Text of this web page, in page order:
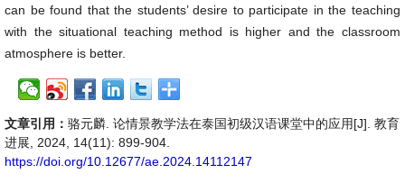
can be found that the students’ desire to participate in the teaching
with the situational teaching method is higher and the classroom
atmosphere is better.
文章引用： 骆元麟. 论情景教学法在泰国初级汉语课堂中的应用[J]. 教育
进展, 2024, 14(11): 899-904.
https://doi.org/10.12677/ae.2024.14112147